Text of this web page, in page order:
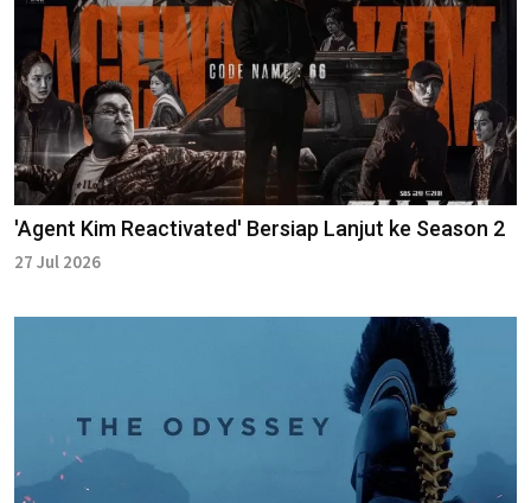
'Agent Kim Reactivated' Bersiap Lanjut ke Season 2
27 Jul 2026